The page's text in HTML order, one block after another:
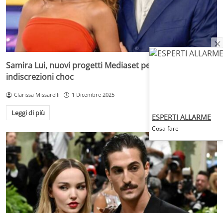
Samira Lui, nuovi progetti Mediaset per lei: le
indiscrezioni choc
Clarissa Missarelli 1 Dicembre 2025
Leggi di più ESPERTI ALLARME
Cosa fare